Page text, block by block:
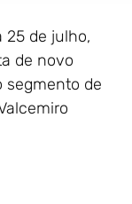
25 de julho,
de novo
segmento de